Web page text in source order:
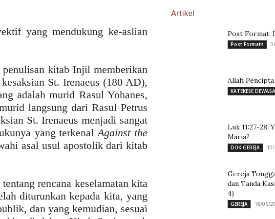
yang mendukung ke-aslian
penulisan kitab Injil memberikan
St. Irenaeus (180 AD),
adalah murid Rasul Yohanes,
langsung dari Rasul Petrus
St. Irenaeus menjadi sangat
yang terkenalAgainst the
asal usul apostolik dari kitab
rencana keselamatan kita
diturunkan kepada kita, yang
dan yang kemudian, sesuai
Artikel
Post Format:
Post Formats
Allah
KATEKESE DEWASA
Luk 11:27-28,
Maria?
DOK GEREJA
Gereja
dan Tanda
4)
GEREJA 18/06/